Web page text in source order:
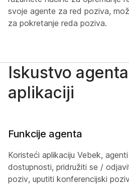
svoje agente za red poziva,
za pokretanje reda poziva.
Iskustvo
aplikaciji
Funkcije agenta
Koristeći aplikaciju Vebek,
dostupnosti, pridružiti se /
poziv, uputiti konferencijski